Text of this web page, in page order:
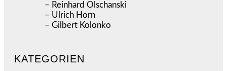
– Reinhard Olschanski
– Ulrich Horn
– Gilbert Kolonko
KATEGORIEN